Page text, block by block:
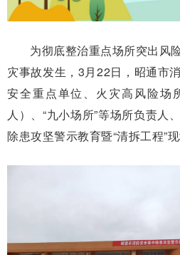
为彻底整治重点场所突出风
灾事故发生，3月22日，昭通市
安全重点单位、火灾高风险场
人）、“九小场所”等场所负责人
除患攻坚警示教育暨“清拆工程”现